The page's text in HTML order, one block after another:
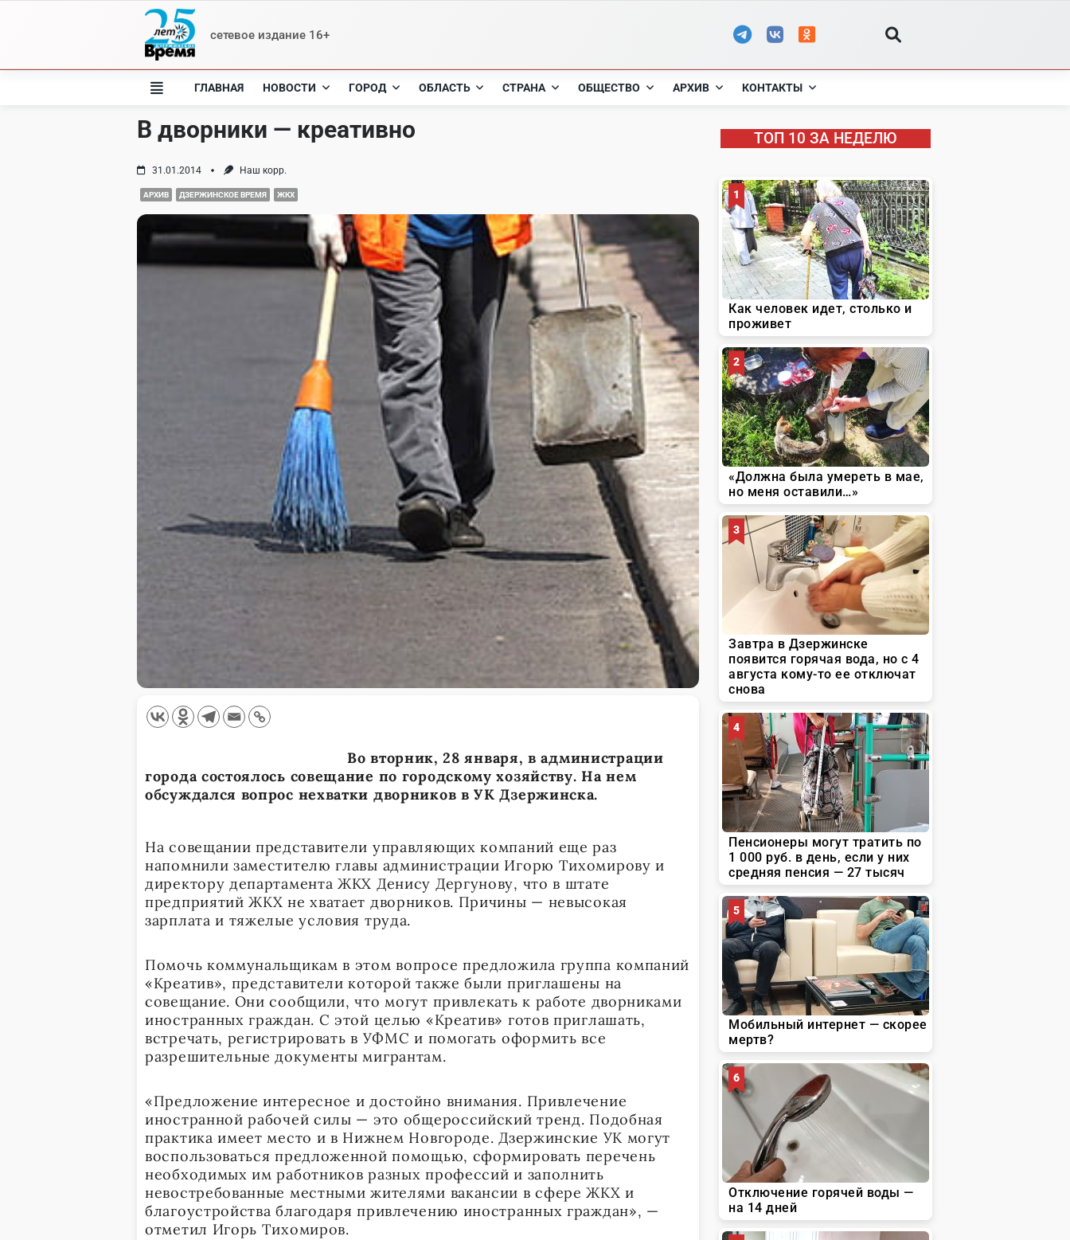
сетевое издание 16+
ГЛАВНАЯ НОВОСТИ ГОРОД ОБЛАСТЬ СТРАНА ОБЩЕСТВО АРХИВ КОНТАКТЫ
В дворники — креативно
31.01.2014 Наш корр.
АРХИВ ДЗЕРЖИНСКОЕ ВРЕМЯ ЖКХ
Во вторник, 28 января, в администрации
города состоялось совещание по городскому хозяйству. На нем
обсуждался вопрос нехватки дворников в УК Дзержинска.
На совещании представители управляющих компаний еще раз
напомнили заместителю главы администрации Игорю Тихомирову и
директору департамента ЖКХ Денису Дергунову, что в штате
предприятий ЖКХ не хватает дворников. Причины — невысокая
зарплата и тяжелые условия труда.
Помочь коммунальщикам в этом вопросе предложила группа компаний
«Креатив», представители которой также были приглашены на
совещание. Они сообщили, что могут привлекать к работе дворниками
иностранных граждан. С этой целью «Креатив» готов приглашать,
встречать, регистрировать в УФМС и помогать оформить все
разрешительные документы мигрантам.
«Предложение интересное и достойно внимания. Привлечение
иностранной рабочей силы — это общероссийский тренд. Подобная
практика имеет место и в Нижнем Новгороде. Дзержинские УК могут
воспользоваться предложенной помощью, сформировать перечень
необходимых им работников разных профессий и заполнить
невостребованные местными жителями вакансии в сфере ЖКХ и
благоустройства благодаря привлечению иностранных граждан», —
отметил Игорь Тихомиров.
ТОП 10 ЗА НЕДЕЛЮ